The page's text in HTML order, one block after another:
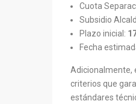
Cuota
Subsidio
Plazo inicial:
Fecha
Adicionalmente,
criterios que
estándares